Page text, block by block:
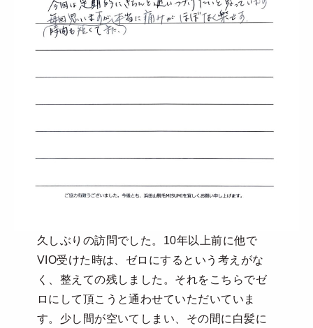
久しぶりの訪問でした。10年以上前に他で
VIO受けた時は、ゼロにするという考えがな
く、整えての残しました。それをこちらでゼ
ロにして頂こうと通わせていただいていま
す。少し間が空いてしまい、その間に白髪に